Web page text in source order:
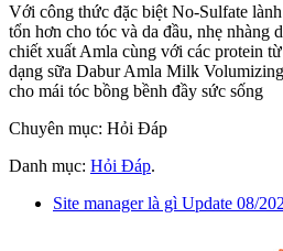
Với công thức đặc biệt No-Sulfate
tổn hơn cho tóc và da đầu, nhẹ nhàng
chiết xuất Amla cùng với các protein
dạng sữa Dabur Amla Milk
cho mái tóc bồng bềnh đầy sức sống
Chuyên mục: Hỏi Đáp
Danh mục: Hỏi Đáp.
Site manager là gì Update 08/